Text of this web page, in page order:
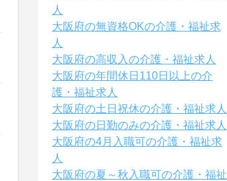
人
大阪府の無資格OKの介護・福祉求
人
大阪府の高収入の介護・福祉求人
大阪府の年間休日110日以上の介
護・福祉求人
大阪府の土日祝休の介護・福祉求人
大阪府の日勤のみの介護・福祉求人
大阪府の4月入職可の介護・福祉求
人
大阪府の夏～秋入職可の介護・福祉